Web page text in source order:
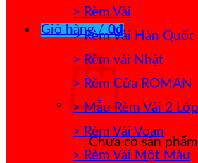
Giỏ hàng /0₫
Chưa có sản
> Rèm Vải
> Rèm Vải Hàn Quốc
> Rèm vải Nhật
> Rèm Cửa ROMAN
> Mẫu Rèm Vải 2 Lớp
> Rèm Vải Voan
> Rèm Vải Một Màu